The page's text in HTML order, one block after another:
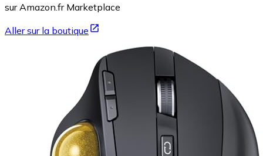
sur Amazon.fr Marketplace
Aller sur la boutique